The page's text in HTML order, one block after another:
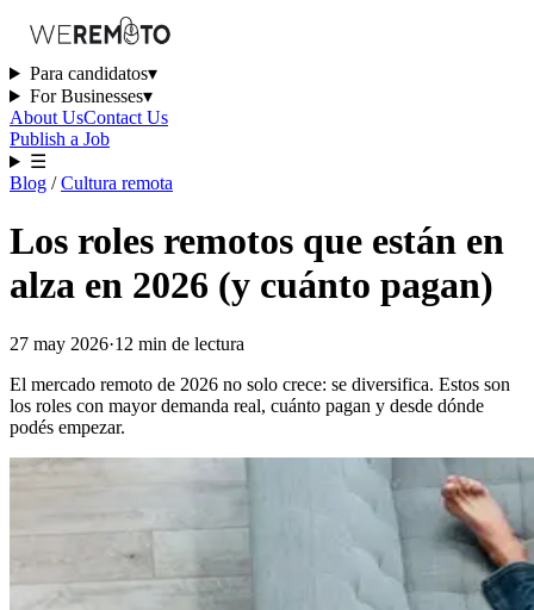
Para candidatos▾
For Businesses▾
About UsContact Us
Publish a Job
☰
Blog /Cultura remota
Los roles remotos que están en
alza en 2026 (y cuánto pagan)
27 may 2026·12 min de lectura
El mercado remoto de 2026 no solo crece: se diversifica. Estos son
los roles con mayor demanda real, cuánto pagan y desde dónde
podés empezar.